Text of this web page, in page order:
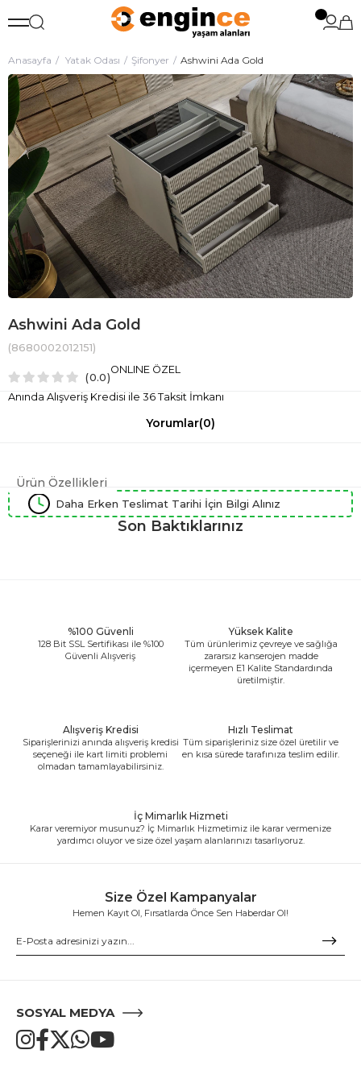
Anasayfa Yatak Odası Şifonyer Ashwini Ada Gold
Ashwini Ada Gold
(8680002012151)
0.0
Anında Alışveriş Kredisi ile 36 Taksit İmkanı
ONLINE ÖZEL
Yorumlar(0)
Ürün Özellikleri
Daha Erken Teslimat Tarihi İçin Bilgi Alınız
Son Baktıklarınız
%100 Güvenli
128 Bit SSL Sertifikası ile %100
Güvenli Alışveriş
Yüksek Kalite
Tüm ürünlerimiz çevreye ve sağlığa
zararsız kanserojen madde
içermeyen E1 Kalite Standardında
üretilmiştir.
Alışveriş Kredisi
Siparişlerinizi anında alışveriş kredisi
seçeneği ile kart limiti problemi
olmadan tamamlayabilirsiniz.
Hızlı Teslimat
Tüm siparişleriniz size özel üretilir ve
en kısa sürede tarafınıza teslim edilir.
İç Mimarlık Hizmeti
Karar veremiyor musunuz? İç Mimarlık Hizmetimiz ile karar vermenize
yardımcı oluyor ve size özel yaşam alanlarınızı tasarlıyoruz.
Size Özel Kampanyalar
Hemen Kayıt Ol, Fırsatlarda Önce Sen Haberdar Ol!
SOSYAL MEDYA